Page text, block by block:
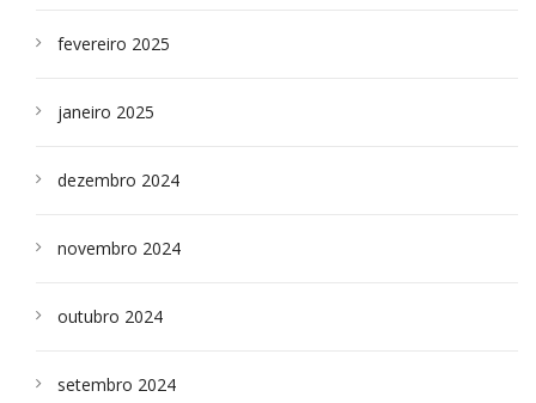
fevereiro 2025
janeiro 2025
dezembro 2024
novembro 2024
outubro 2024
setembro 2024